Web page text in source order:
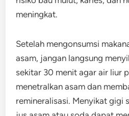
meningkat.
Setelah mengonsumsi
asam, jangan langsung
sekitar 30 menit agar air liur
menetralkan asam dan
remineralisasi. Menyikat gigi